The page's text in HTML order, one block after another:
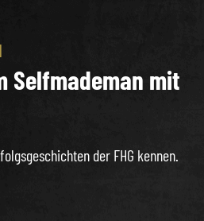
Selfmademan mit
der FHG kennen.